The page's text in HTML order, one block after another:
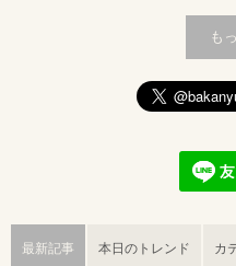
も
最新記事 本日のトレンド カ